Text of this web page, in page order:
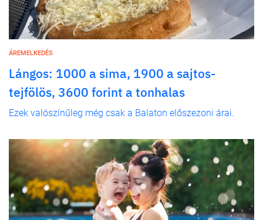
ÁREMELKEDÉS
Lángos: 1000 a sima, 1900 a sajtos-
tejfölös, 3600 forint a tonhalas
Ezek valószínűleg még csak a Balaton előszezoni árai.